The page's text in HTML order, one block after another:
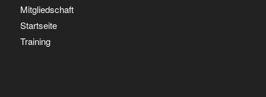
Mitgliedschaft
Startseite
Training